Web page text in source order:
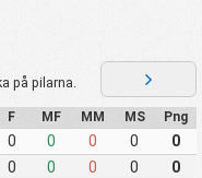
på pilarna.
F MF MM MS Png
0 0 0 0 0
0 0 0 0 0